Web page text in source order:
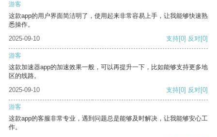
游客
这款app的用户界面简洁明了，使用起来非常容易上手，让我能够快速熟
悉操作。
2025-09-10
支持[0] 反对[0]
游客
这款加速器app的加速效果一般，可以再提升一下，比如能够支持更多地
区的线路。
2025-09-10
支持[0] 反对[0]
游客
这款app的客服非常专业，遇到问题总是能够及时解决，让我能够安心工
作。